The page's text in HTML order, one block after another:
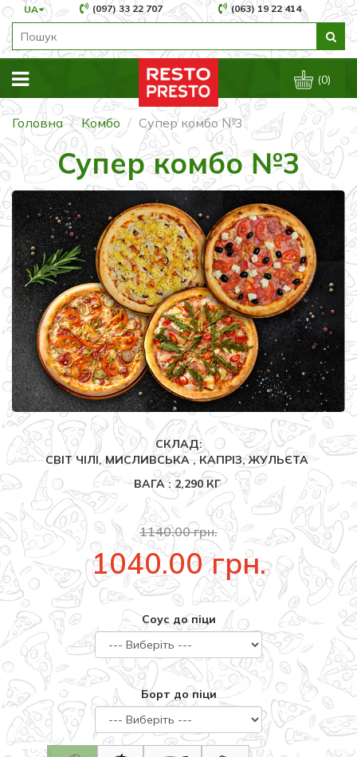
UA (097) 33 22 707 (063) 19 22 414
(0)
Головна Комбо Супер комбо №3
Супер комбо №3
СКЛАД:
СВІТ ЧІЛІ, МИСЛИВСЬКА , КАПРІЗ, ЖУЛЬЄТА
ВАГА : 2,290 КГ
1140.00 грн.
1040.00 грн.
Соус до піци
Борт до піци